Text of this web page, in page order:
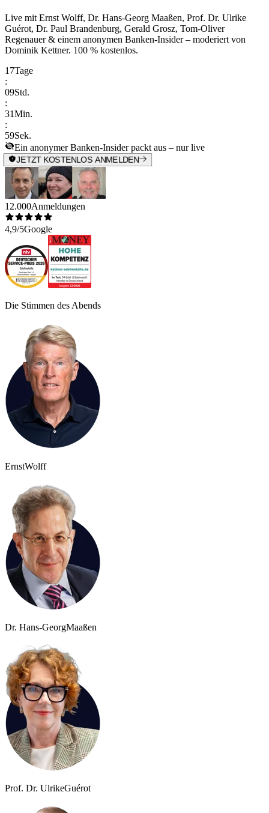
Live mit Ernst Wolff, Dr. Hans-Georg Maaßen, Prof. Dr. Ulrike
Guérot, Dr. Paul Brandenburg, Gerald Grosz, Tom-Oliver
Regenauer & einem anonymen Banken-Insider– moderiert von
Dominik Kettner. 100 % kostenlos.
17Tage
:
09Std.
:
31Min.
:
59Sek.
Ein anonymer Banken-Insider packt aus – nur live
JETZT KOSTENLOS ANMELDEN
12.000Anmeldungen
4,9/5Google
Die Stimmen des Abends
ErnstWolff
Dr. Hans-GeorgMaaßen
Prof. Dr. UlrikeGuérot